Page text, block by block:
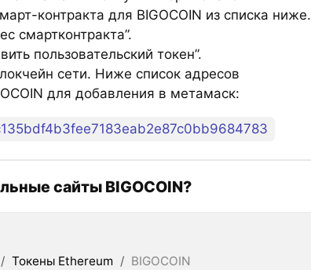
контракта для BIGOCOIN из списка ниже.
смартконтракта”.
пользовательский токен”.
сети. Ниже список адресов
для добавления в метамаск:
сайты BIGOCOIN?
/ Токены Ethereum / BIGOCOIN